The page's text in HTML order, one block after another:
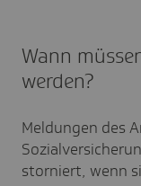
Wann
werden?
Meldungen des
storniert, wenn